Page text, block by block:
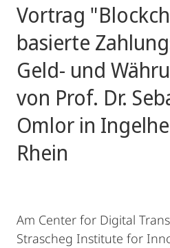
Vortrag
basierte
Geld- und
von Prof. Dr.
Omlor in
Rhein
Am Center for Digital
Strascheg Institute for